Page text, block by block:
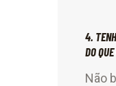
4.
DO
Não